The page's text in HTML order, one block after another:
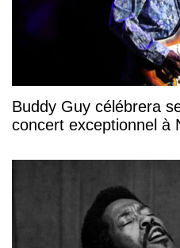
Buddy Guy célébrera
concert exceptionnel à